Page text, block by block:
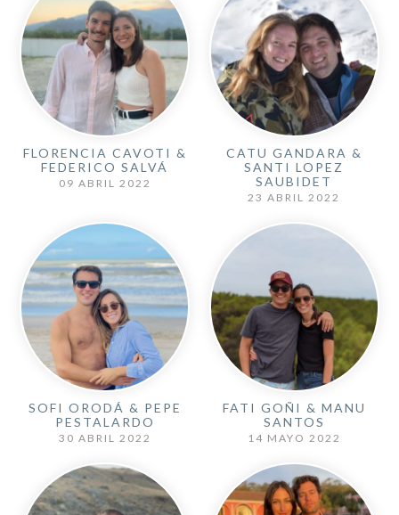
FLORENCIA CAVOTI &
FEDERICO SALVÁ
09 ABRIL 2022
CATU GANDARA &
SANTI LOPEZ
SAUBIDET
23 ABRIL 2022
SOFI ORODÁ & PEPE
PESTALARDO
30 ABRIL 2022
FATI GOÑI & MANU
SANTOS
14 MAYO 2022